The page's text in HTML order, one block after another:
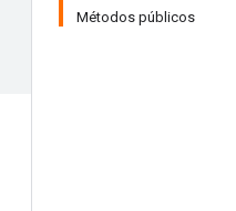
Métodos públicos